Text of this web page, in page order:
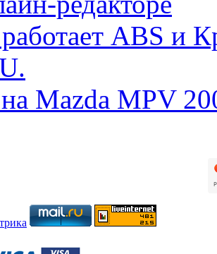
ABS и
Mazda MPV